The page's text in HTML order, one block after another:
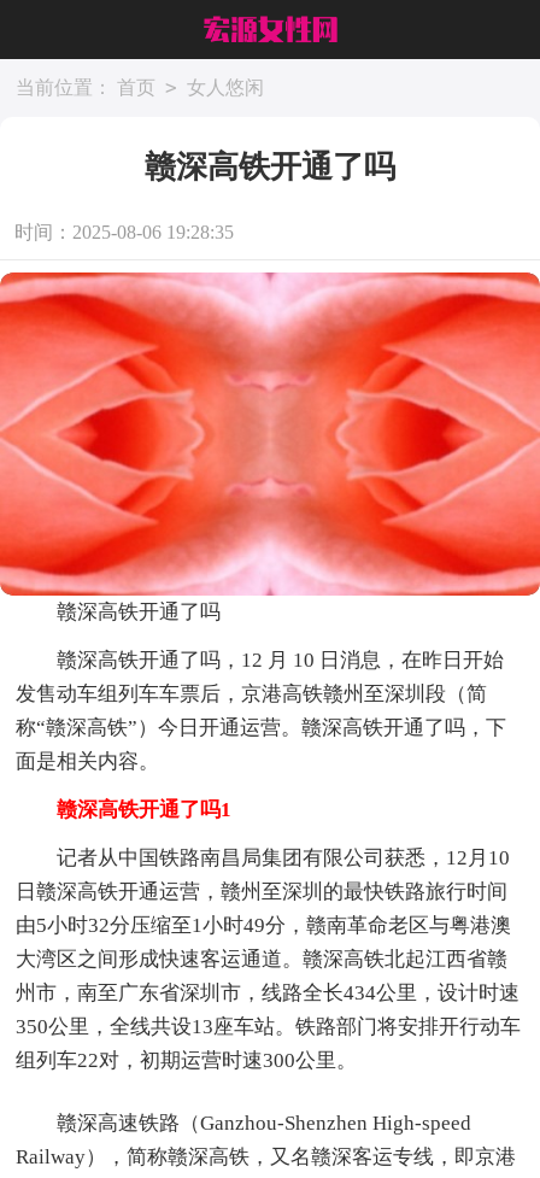
当前位置： 首页 > 女人悠闲
赣深高铁开通了吗
时间：2025-08-06 19:28:35
赣深高铁开通了吗
赣深高铁开通了吗，12 月 10 日消息，在昨日开始
发售动车组列车车票后，京港高铁赣州至深圳段（简
称“赣深高铁”）今日开通运营。赣深高铁开通了吗，下
面是相关内容。
赣深高铁开通了吗1
记者从中国铁路南昌局集团有限公司获悉，12月10
日赣深高铁开通运营，赣州至深圳的最快铁路旅行时间
由5小时32分压缩至1小时49分，赣南革命老区与粤港澳
大湾区之间形成快速客运通道。赣深高铁北起江西省赣
州市，南至广东省深圳市，线路全长434公里，设计时速
350公里，全线共设13座车站。铁路部门将安排开行动车
组列车22对，初期运营时速300公里。
赣深高速铁路（Ganzhou-Shenzhen High-speed
Railway），简称赣深高铁，又名赣深客运专线，即京港